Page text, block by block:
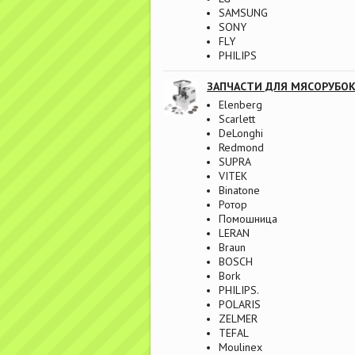
SAMSUNG
SONY
FLY
PHILIPS
ЗАПЧАСТИ ДЛЯ МЯСОРУБОК
Elenberg
Scarlett
DeLonghi
Redmond
SUPRA
VITEK
Binatone
Ротор
Помошница
LERAN
Braun
BOSCH
Bork
PHILIPS.
POLARIS
ZELMER
TEFAL
Moulinex